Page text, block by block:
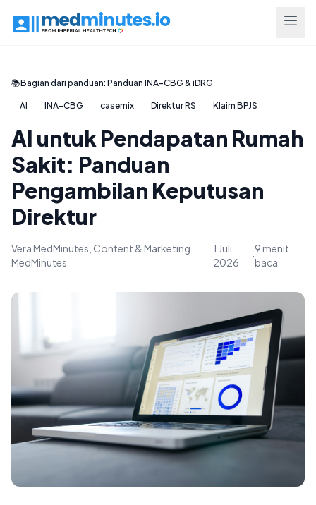
📚Bagian dari panduan: Panduan INA-CBG & iDRG
AI INA-CBG casemix Direktur RS Klaim BPJS
AI untuk Pendapatan Rumah
Sakit: Panduan
Pengambilan Keputusan
Direktur
Vera MedMinutes, Content & Marketing
MedMinutes
·
1 Juli
2026
·
9 menit
baca